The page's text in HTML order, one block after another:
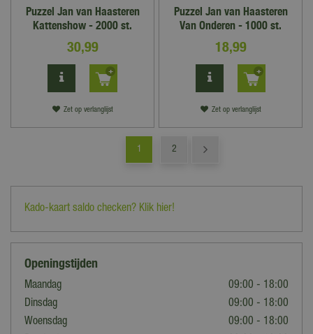
Puzzel Jan van Haasteren
Kattenshow - 2000 st.
30,99
Zet op verlanglijst
Puzzel Jan van Haasteren
Van Onderen - 1000 st.
18,99
Zet op verlanglijst
1 2
Kado-kaart saldo checken? Klik hier!
Openingstijden
Maandag
09:00 - 18:00
Dinsdag
09:00 - 18:00
Woensdag
09:00 - 18:00